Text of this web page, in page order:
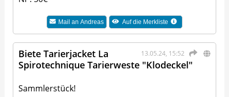
Mail anAndreas Auf die Merkliste
13.05.24, 15:52
Biete Tarierjacket La
Spirotechnique Tarierweste "Klodeckel"
Sammlerstück!